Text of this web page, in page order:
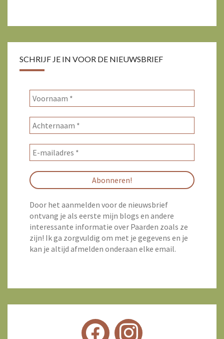
SCHRIJF JE IN VOOR DE NIEUWSBRIEF
Door het aanmelden voor de nieuwsbrief
ontvang je als eerste mijn blogs en andere
interessante informatie over Paarden zoals ze
zijn! Ik ga zorgvuldig om met je gegevens en je
kan je altijd afmelden onderaan elke email.